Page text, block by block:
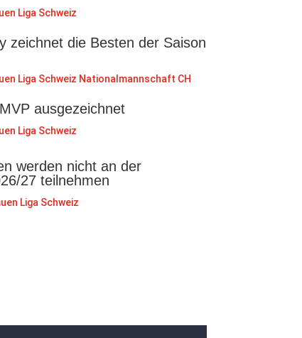
Liga Schweiz
zeichnet die Besten der Saison
Liga Schweiz Nationalmannschaft CH
ausgezeichnet
Liga Schweiz
werden nicht an der
27 teilnehmen
Liga Schweiz